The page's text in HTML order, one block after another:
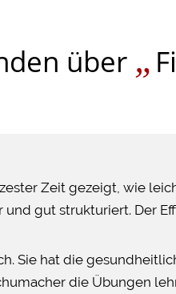
über „
Zeit gezeigt, wie
gut strukturiert. Der
Sie hat die
die Übungen